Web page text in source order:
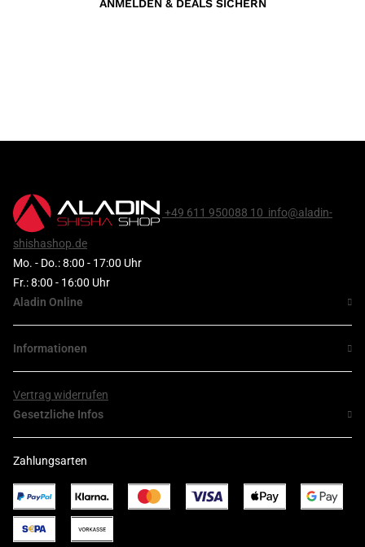
ANMELDEN & DEALS SICHERN
+49 611 950088 10 info@aladin-
shishashop.de
Mo. - Do.: 8:00 - 17:00 Uhr
Fr.: 8:00 - 16:00 Uhr
Aladin Online
Informationen
Vertrag widerrufen
Gesetzliche Infos
Zahlungsarten